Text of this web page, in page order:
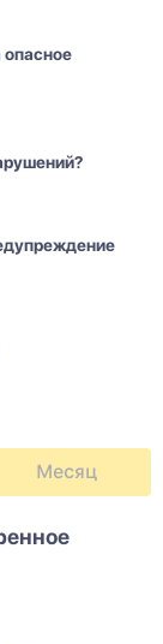
опасное
Месяц